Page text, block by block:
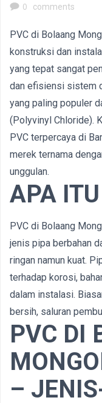
0
comments
PVC di Bolaang
konstruksi dan
yang tepat sangat
dan efisiensi sistem
yang paling populer
(Polyvinyl Chloride).
PVC terpercaya di
merek ternama
unggulan.
APA
PVC di Bolaang
jenis pipa berbahan
ringan namun kuat.
terhadap korosi,
dalam instalasi.
bersih, saluran
PVC DI
–